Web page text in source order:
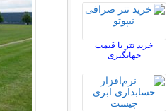
خرید تتر با قیمت
جهانگیری